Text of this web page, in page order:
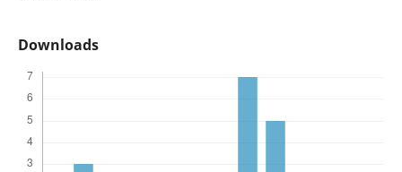
Downloads